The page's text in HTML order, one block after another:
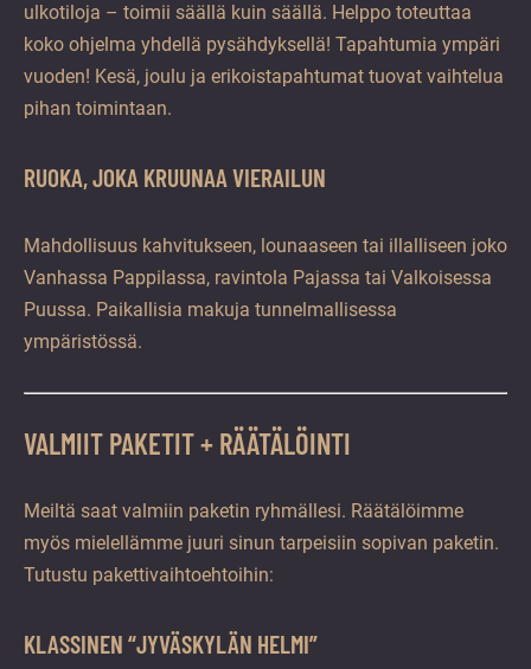
ulkotiloja – toimii säällä kuin säällä. Helppo toteuttaa
koko ohjelma yhdellä pysähdyksellä! Tapahtumia ympäri
vuoden! Kesä, joulu ja erikoistapahtumat tuovat vaihtelua
pihan toimintaan.
RUOKA, JOKA KRUUNAA VIERAILUN
Mahdollisuus kahvitukseen, lounaaseen tai illalliseen joko
Vanhassa Pappilassa, ravintola Pajassa tai Valkoisessa
Puussa. Paikallisia makuja tunnelmallisessa
ympäristössä.
VALMIIT PAKETIT + RÄÄTÄLÖINTI
Meiltä saat valmiin paketin ryhmällesi. Räätälöimme
myös mielellämme juuri sinun tarpeisiin sopivan paketin.
Tutustu pakettivaihtoehtoihin:
KLASSINEN “JYVÄSKYLÄN HELMI”